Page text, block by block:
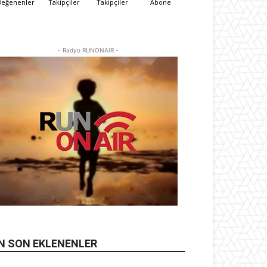
Takipçiler Takipçiler Abone
- Radyo RUNONAIR -
SON EKLENENLER